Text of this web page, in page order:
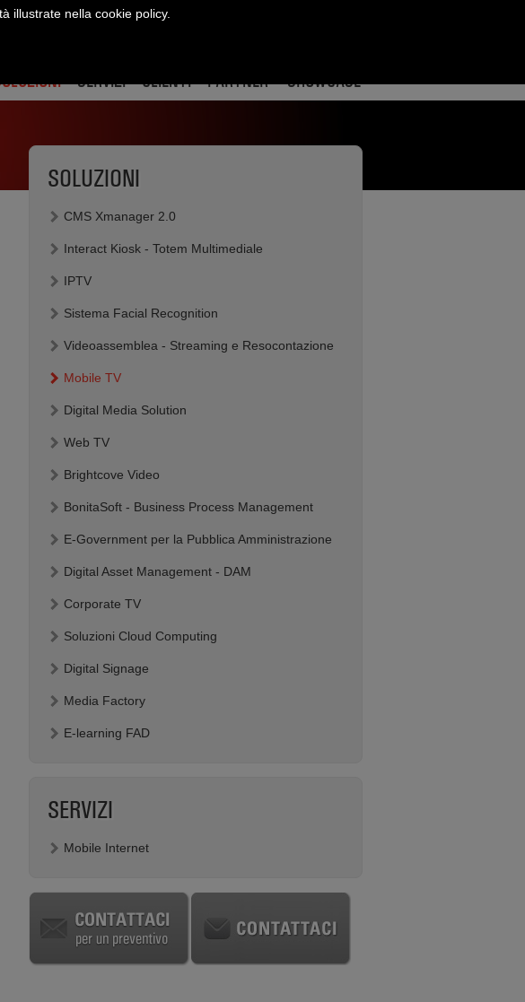
SERVIZI CLIENTI PARTNER SHOWCASE
SOLUZIONI
CMS Xmanager 2.0
Interact Kiosk - Totem Multimediale
IPTV
Sistema Facial Recognition
Videoassemblea - Streaming e Resocontazione
Mobile TV
Digital Media Solution
Web TV
Brightcove Video
BonitaSoft - Business Process Management
E-Government per la Pubblica Amministrazione
Digital Asset Management - DAM
Corporate TV
Soluzioni Cloud Computing
Digital Signage
Media Factory
E-learning FAD
SERVIZI
Mobile Internet
illustrate nella cookie policy.